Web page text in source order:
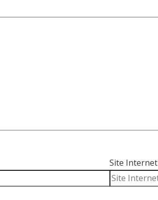
Site Internet